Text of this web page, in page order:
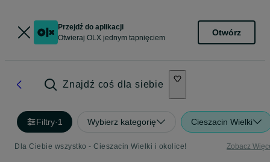
Przejdź do aplikacji
Otwieraj OLX jednym tapnięciem
Otwórz
Znajdź coś dla siebie
Filtry·1 Wybierz kategorię Cieszacin Wielki
Dla Ciebie wszystko - Cieszacin Wielki i okolice! Zobacz